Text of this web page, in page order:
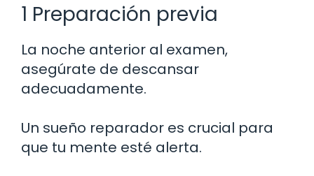
1 Preparación previa
La noche anterior al examen,
asegúrate de descansar
adecuadamente.
Un sueño reparador es crucial para
que tu mente esté alerta.